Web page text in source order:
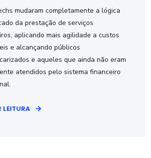
mudaram completamente a lógica
da prestação de serviços
aplicando mais agilidade a custos
e alcançando públicos
e aqueles que ainda não eram
atendidos pelo sistema financeiro
LEITURA